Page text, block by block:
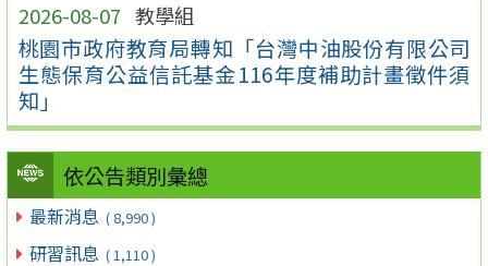
2026-08-07 教學組
桃園市政府教育局轉知「台灣中油股份有限公司
生態保育公益信託基金116年度補助計畫徵件須
知」
依公告類別彙總
最新消息 ( 8,990 )
研習訊息 ( 1,110 )